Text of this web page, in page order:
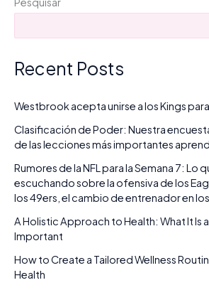
7:
estamos
sobre
ofensiva
de
los
Eagles,
las
lesiones
de
los
49ers,
Recent Posts
Westbrook acepta unirse a los Kings
Clasificación de Poder: Nuestra
de las lecciones más importantes
Rumores de la NFL para la Semana 7: Lo
escuchando sobre la ofensiva de los
los 49ers, el cambio de entrenador en los
A Holistic Approach to Health: What It Is
Important
How to Create a Tailored Wellness
Health